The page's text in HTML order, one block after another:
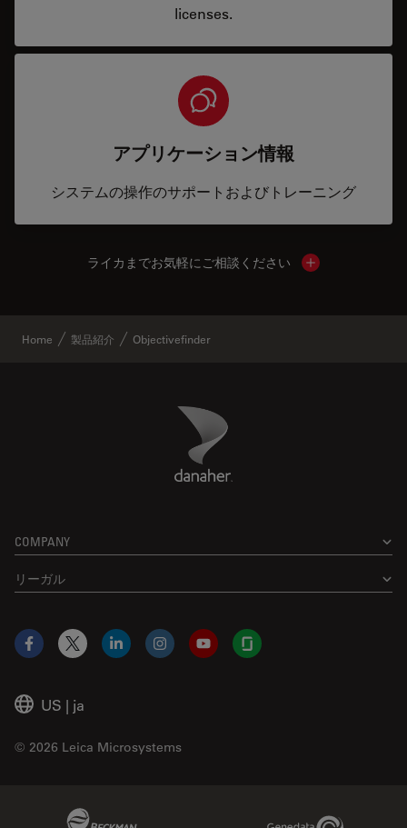
licenses.
アプリケーション情報
システムの操作のサポートおよびトレーニング
ライカまでお気軽にご相談ください Show local
Home 製品紹介 Objectivefinder
Danaher Logo
COMPANY
リーガル
US | ja
© 2026 Leica Microsystems
Facebook
X LinkedInInstagramYouTubeGlassdoor
Genedata Link